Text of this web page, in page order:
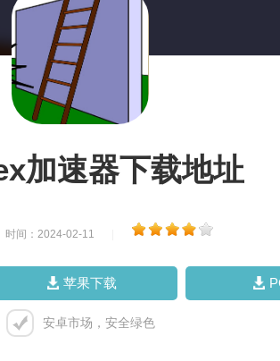
加速器下载地址
时间：2024-02-11
苹果下载
安卓市场，安全绿色